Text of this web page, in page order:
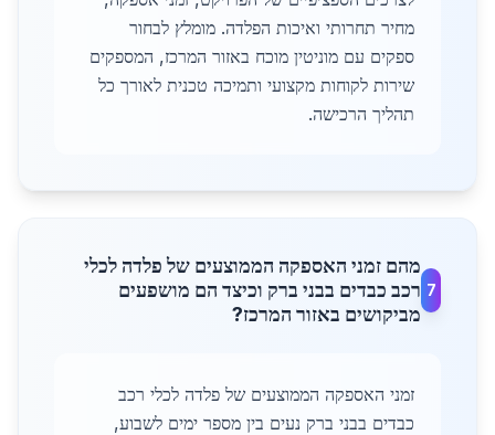
מחיר תחרותי ואיכות הפלדה. מומלץ לבחור
ספקים עם מוניטין מוכח באזור המרכז, המספקים
שירות לקוחות מקצועי ותמיכה טכנית לאורך כל
תהליך הרכישה.
7
מהם זמני האספקה הממוצעים של פלדה לכלי
רכב כבדים בבני ברק וכיצד הם מושפעים
מביקושים באזור המרכז?
זמני האספקה הממוצעים של פלדה לכלי רכב
כבדים בבני ברק נעים בין מספר ימים לשבוע,